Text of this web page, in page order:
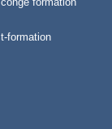
formation